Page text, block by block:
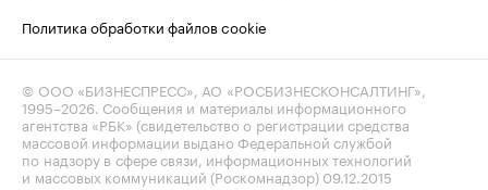
Политика обработки файлов cookie
© ООО «БИЗНЕСПРЕСС», АО «РОСБИЗНЕСКОНСАЛТИНГ»,
1995–2026 . Сообщения и материалы информационного
агентства «РБК» (свидетельство о регистрации средства
массовой информации выдано Федеральной службой
по надзору в сфере связи, информационных технологий
и массовых коммуникаций (Роскомнадзор) 09.12.2015